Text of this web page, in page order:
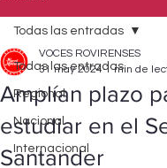
Todas las entradas
Regional
Nacional
Internacional
Todas las entradas
Amplían plazo
estudiar en el
Santander
VOCES ROVIRENSES
31 may 2024 1 min de